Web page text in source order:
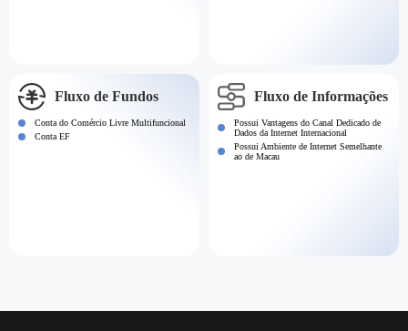
Fluxo de Fundos
Conta do Comércio Livre Multifuncional
Conta EF
Fluxo de Informações
Possui Vantagens do Canal Dedicado de
Dados da Internet Internacional
Possui Ambiente de Internet Semelhante
ao de Macau